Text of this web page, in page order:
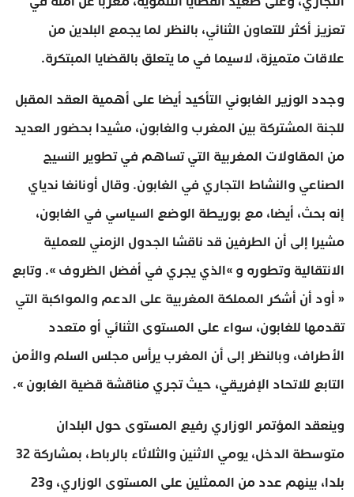
تعزيز أكثر للتعاون الثنائي، بالنظر لما يجمع البلدين من
علاقات متميزة، لاسيما في ما يتعلق بالقضايا المبتكرة.
وجدد الوزير الغابوني التأكيد أيضا على أهمية العقد المقبل
للجنة المشتركة بين المغرب والغابون، مشيدا بحضور العديد
من المقاولات المغربية التي تساهم في تطوير النسيج
الصناعي والنشاط التجاري في الغابون. وقال أونانغا ندياي
إنه بحث، أيضا، مع بوريطة الوضع السياسي في الغابون،
مشيرا إلى أن الطرفين قد ناقشا الجدول الزمني للعملية
الانتقالية وتطوره و »الذي يجري في أفضل الظروف ». وتابع
« أود أن أشكر المملكة المغربية على الدعم والمواكبة التي
تقدمها للغابون، سواء على المستوى الثنائي أو متعدد
الأطراف، وبالنظر إلى أن المغرب يرأس مجلس السلم والأمن
التابع للاتحاد الإفريقي، حيث تجري مناقشة قضية الغابون ».
وينعقد المؤتمر الوزاري رفيع المستوى حول البلدان
متوسطة الدخل، يومي الاثنين والثلاثاء بالرباط، بمشاركة 32
بلدا، بينهم عدد من الممثلين على المستوى الوزاري، و23